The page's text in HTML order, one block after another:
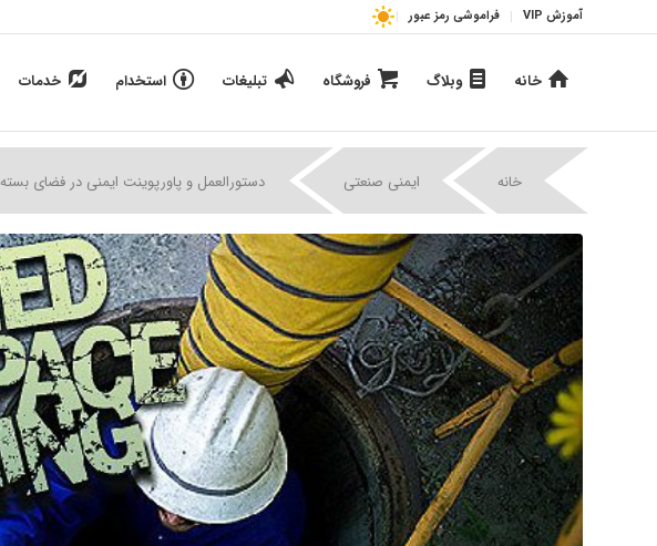
آموزش VIP فراموشی رمز عبور
خانه وبلاگ فروشگاه تبلیغات استخدام خدمات
خانه ایمنی صنعتی | دستورالعمل و پاورپوینت ایمنی در فضای بسته